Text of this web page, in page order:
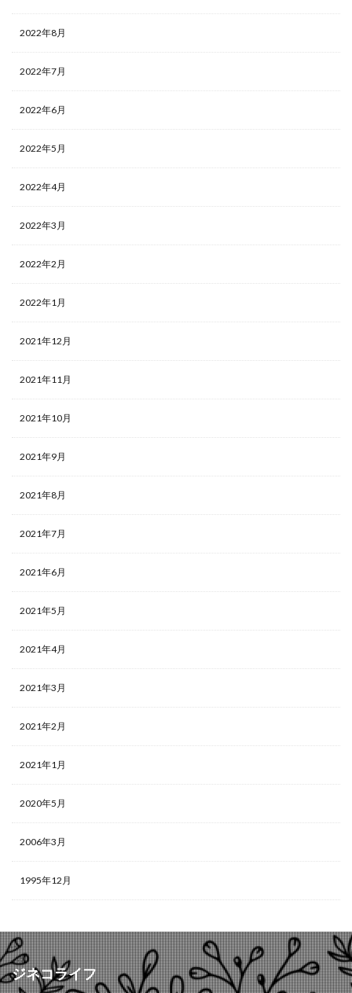
2022年8月
2022年7月
2022年6月
2022年5月
2022年4月
2022年3月
2022年2月
2022年1月
2021年12月
2021年11月
2021年10月
2021年9月
2021年8月
2021年7月
2021年6月
2021年5月
2021年4月
2021年3月
2021年2月
2021年1月
2020年5月
2006年3月
1995年12月
ジネコライフ